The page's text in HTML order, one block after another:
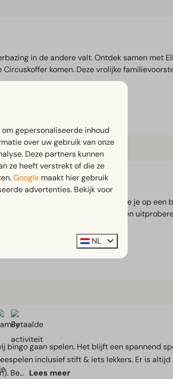
in de andere valt. Ontdek samen met
komen. Deze vrolijke
van een echte circusartiest hoe je op een
veel meer. Kom gezellig spelen en
bingo gaan spelen. Het blijft een spannend
inclusief stift & iets lekkers. Er is
Be... Lees meer
gepersonaliseerde inhoud
over uw gebruik van onze
Deze partners kunnen
ze heeft verstrekt of die ze
Google maakt hier gebruik
advertenties. Bekijk voor
NL